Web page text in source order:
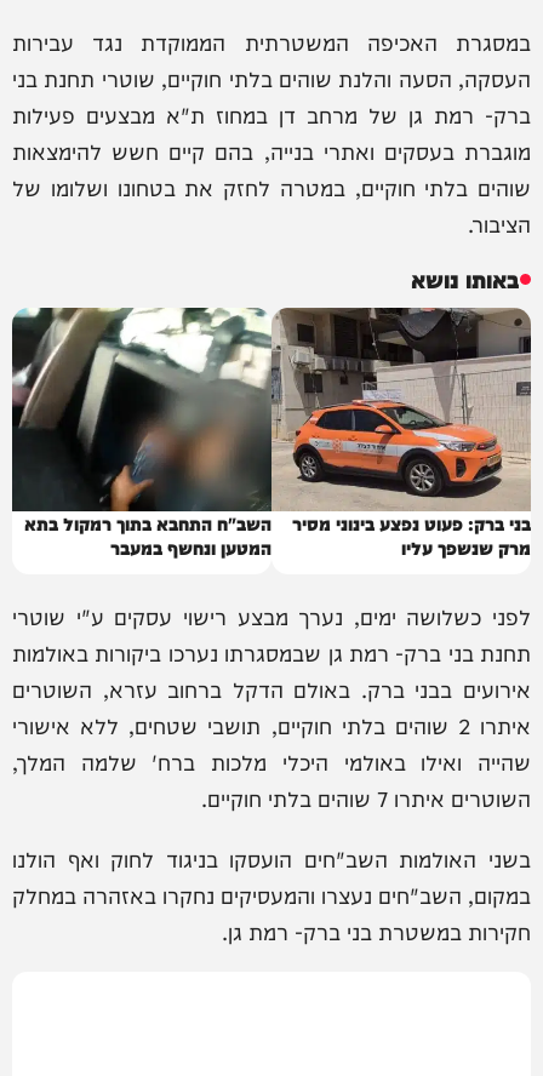
במסגרת האכיפה המשטרתית הממוקדת נגד עבירות
העסקה, הסעה והלנת שוהים בלתי חוקיים, שוטרי תחנת בני
ברק- רמת גן של מרחב דן במחוז ת"א מבצעים פעילות
מוגברת בעסקים ואתרי בנייה, בהם קיים חשש להימצאות
שוהים בלתי חוקיים, במטרה לחזק את בטחונו ושלומו של
הציבור.
באותו נושא
בני ברק: פעוט נפצע בינוני מסיר
מרק שנשפך עליו
השב"ח התחבא בתוך רמקול בתא
המטען ונחשף במעבר
לפני כשלושה ימים, נערך מבצע רישוי עסקים ע"י שוטרי
תחנת בני ברק- רמת גן שבמסגרתו נערכו ביקורות באולמות
אירועים בבני ברק. באולם הדקל ברחוב עזרא, השוטרים
איתרו 2 שוהים בלתי חוקיים, תושבי שטחים, ללא אישורי
שהייה ואילו באולמי היכלי מלכות ברח' שלמה המלך,
השוטרים איתרו 7 שוהים בלתי חוקיים.
בשני האולמות השב"חים הועסקו בניגוד לחוק ואף הולנו
במקום, השב"חים נעצרו והמעסיקים נחקרו באזהרה במחלק
חקירות במשטרת בני ברק- רמת גן.